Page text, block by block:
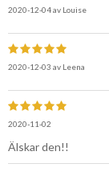
2020-12-04av Louise
2020-12-03 av Leena
2020-11-02
Älskar den!!